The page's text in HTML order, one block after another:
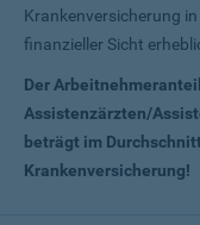
Krankenversicherung
finanzieller Sicht
Der
Assistenzärzten/
beträgt im
Krankenversicherung!